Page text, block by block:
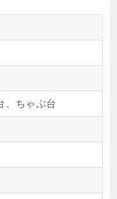
、ちゃぶ台